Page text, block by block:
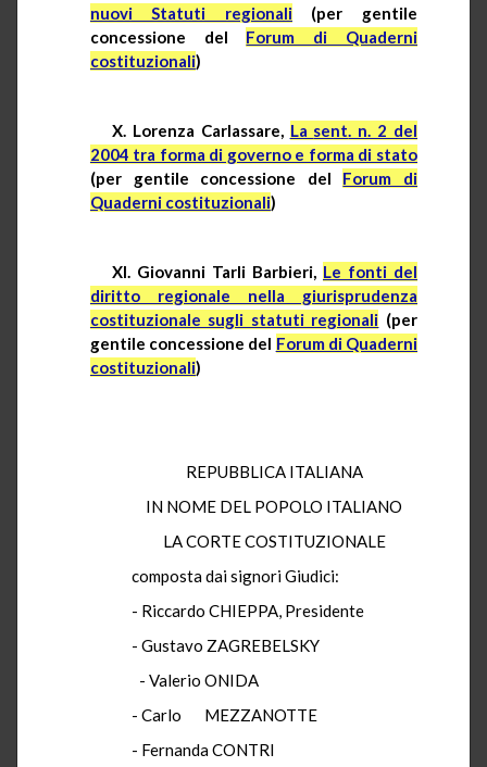
nuovi Statuti regionali(per gentile
concessione del Forum di Quaderni
costituzionali)
X. Lorenza Carlassare, La sent. n. 2 del
2004 tra forma di governo e forma di stato
(per gentile concessione del Forum di
Quaderni costituzionali)
XI. Giovanni Tarli Barbieri, Le fonti del
diritto regionale nella giurisprudenza
costituzionale sugli statuti regionali (per
gentile concessione del Forum di Quaderni
costituzionali)
REPUBBLICA ITALIANA
IN NOME DEL POPOLO ITALIANO
LA CORTE COSTITUZIONALE
composta dai signori Giudici:
- Riccardo CHIEPPA, Presidente
- Gustavo ZAGREBELSKY
- Valerio ONIDA
- Carlo
MEZZANOTTE
- Fernanda CONTRI